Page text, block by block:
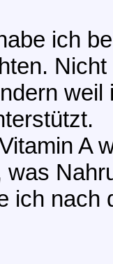
ich
A
was
ich nach